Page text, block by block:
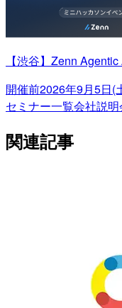
【渋谷】Zenn
開催前2026年9月5日(
セミナー一覧会社説
関連記事